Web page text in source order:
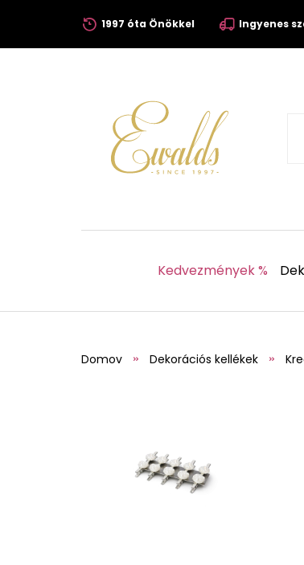
1997 óta Önökkel Ingyenes
Kedvezmények %
Domov Dekorációs kellékek